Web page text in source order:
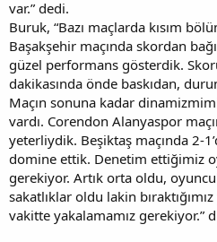
var.” dedi.
Buruk, “Bazı maçlarda kısım
Başakşehir maçında skordan
güzel performans gösterdik.
dakikasında önde baskıdan,
Maçın sonuna kadar
vardı. Corendon Alanyaspor
yeterliydik. Beşiktaş maçında 2-
domine ettik. Denetim ettiğimiz
gerekiyor. Artık orta oldu,
sakatlıklar oldu lakin
vakitte yakalamamız gerekiyor.”